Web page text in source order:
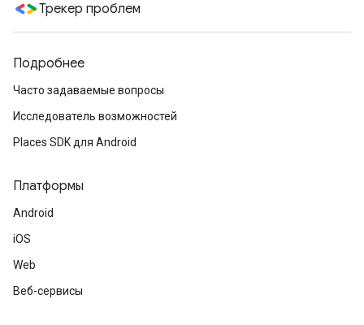
Трекер проблем
Подробнее
Часто задаваемые вопросы
Исследователь возможностей
Places SDK для Android
Платформы
Android
iOS
Web
Веб-сервисы